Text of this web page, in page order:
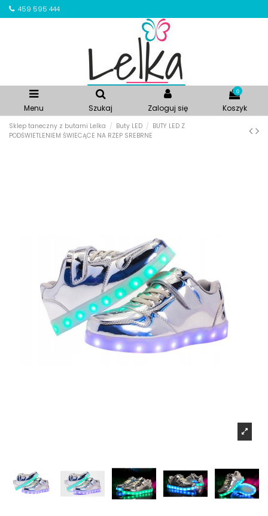
459 595 444
Menu Szukaj Zaloguj się
0
Koszyk
Sklep taneczny z butami Lelka Buty LED
BUTY LED Z
PODŚWIETLENIEM ŚWIECĄCE NA RZEP SREBRNE